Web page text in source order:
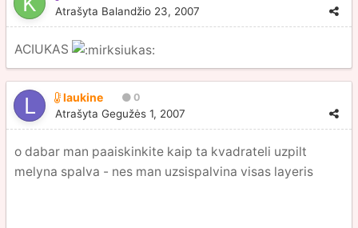
Atrašyta Balandžio 23, 2007
ACIUKAS
laukine 0
Atrašyta Gegužės 1, 2007
o dabar man paaiskinkite kaip ta kvadrateli uzpilt
melyna spalva - nes man uzsispalvina visas layeris